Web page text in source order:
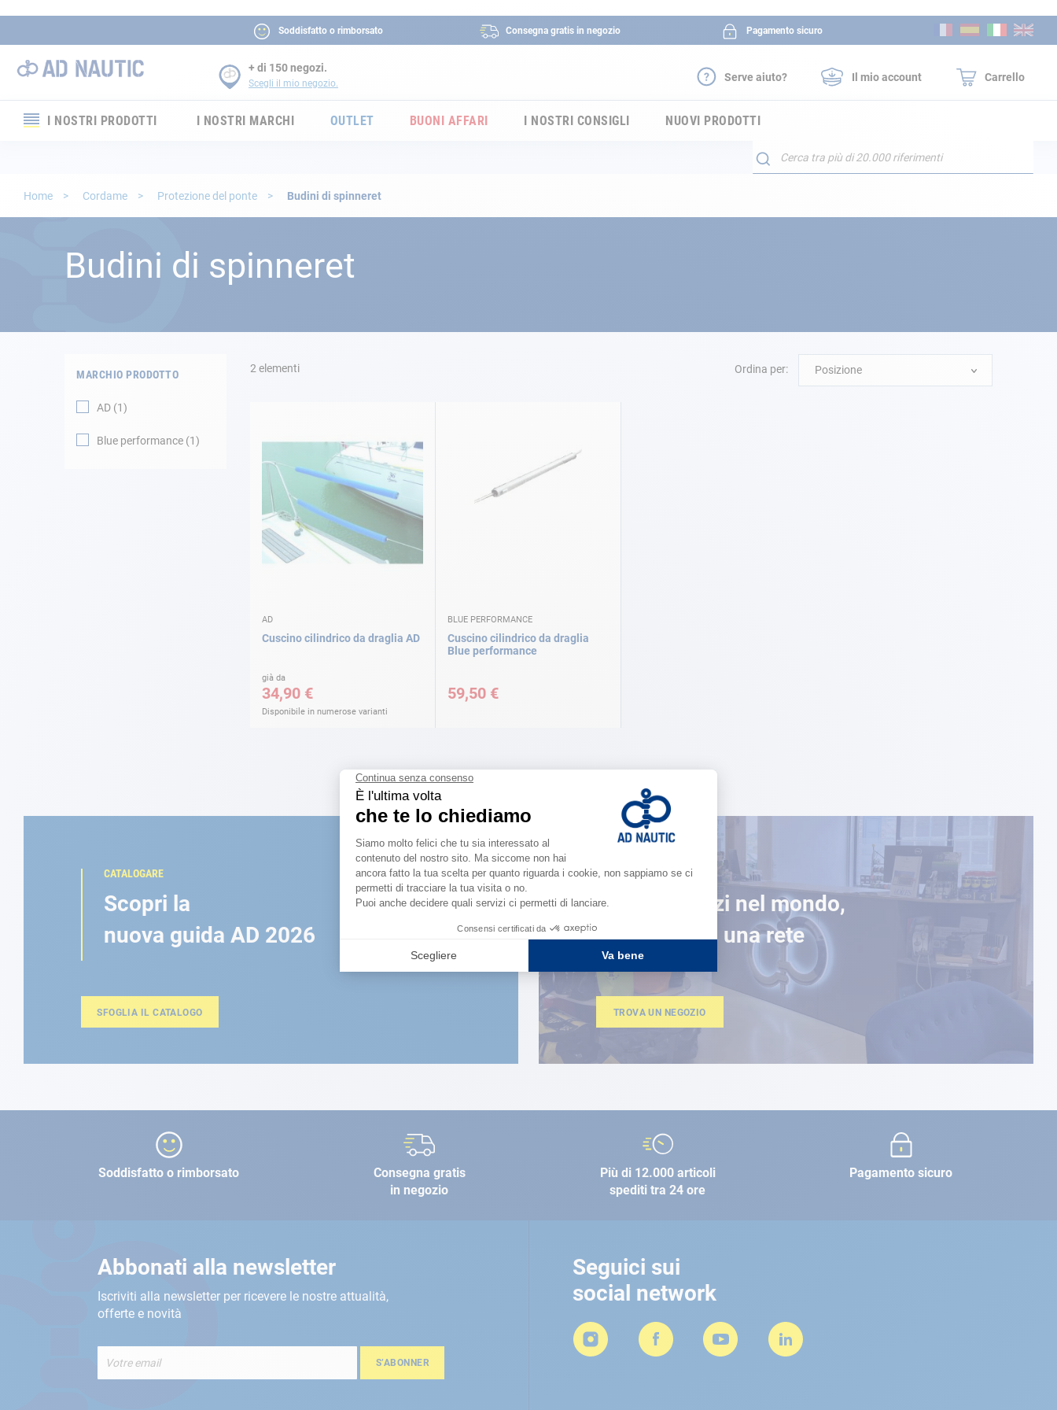
Soddisfatto o rimborsato Consegna gratis in negozio Pagamento sicuro
al
+ di 150 negozi.
Scegli il mio negozio. Serve aiuto? Il mio account Carrello
I NOSTRI PRODOTTI
Elettricità
I NOSTRI MARCHI OUTLET BUONI AFFARI I NOSTRI CONSIGLI NUOVI PRODOTTI
Search
Home Cordame Protezione del ponte Budini di spinneret
Budini di spinneret
2 elementi Ordina per: Posizione
AD
Cuscino cilindrico da draglia AD
già da
34,90 €
Disponibile in numerose varianti
BLUE PERFORMANCE
Cuscino cilindrico da draglia
Blue performance
59,50 €
MARCHIO PRODOTTO
AD 1
Blue performance 1
CATALOGARE
Scopri la
nuova guida AD 2026
SFOGLIA IL CATALOGO
VICINO A TE
150 negozi nel mondo,
la forza di una rete
TROVA UN NEGOZIO
Soddisfatto o rimborsato
Consegna gratis
in negozio
Più di 12.000 articoli
spediti tra 24 ore
Pagamento sicuro
Abbonati alla newsletter
Iscriviti alla newsletter per ricevere le nostre attualità,
offerte e novità
alla
S’ABONNER
Seguici sui
social network